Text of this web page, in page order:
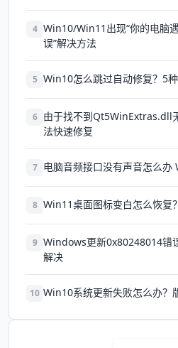
4 Win10/Win11出现“你的电脑
误”解决方法
5 Win10怎么跳过自动修复？5
6 由于找不到Qt5WinExtras.dll
法快速修复
7 电脑音频接口没有声音怎么
8 Win11桌面图标变白怎么恢复
9 Windows更新0x80248014错
解决
10 Win10系统更新失败怎么办？